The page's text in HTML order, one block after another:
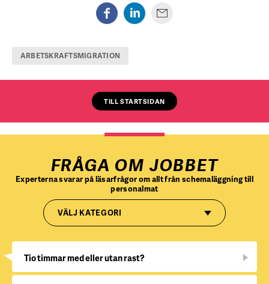
ARBETSKRAFTSMIGRATION
TILL STARTSIDAN
FRÅGA OM JOBBET
Experterna svarar på läsarfrågor om allt från schemaläggning till
personalmat
VÄLJ KATEGORI
Tio timmar med eller utan rast?